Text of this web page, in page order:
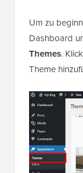
Um zu
Dashboard
Themes.
Theme